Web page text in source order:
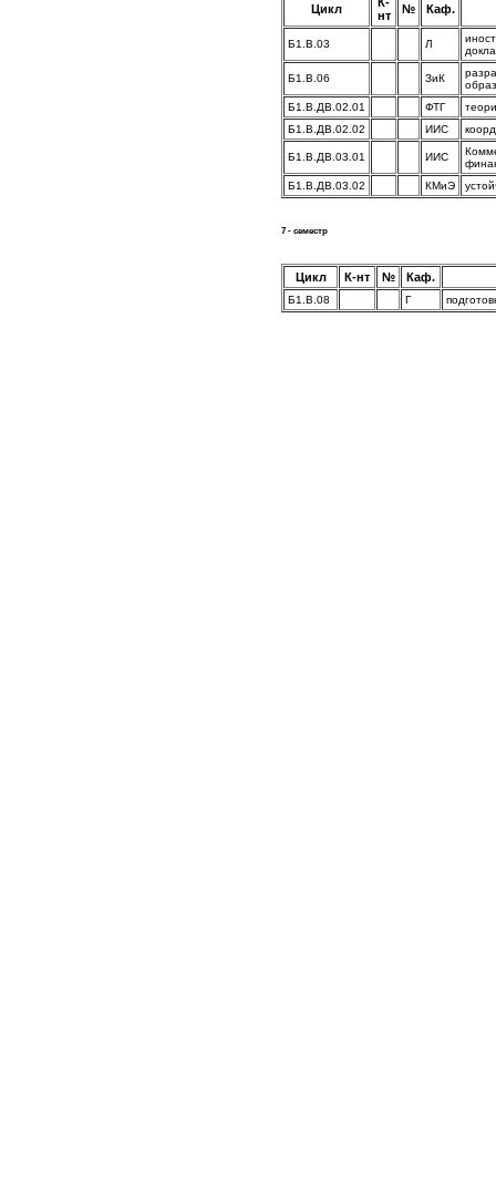
Цикл
нт
№ Каф.
Б1.В.03 Л
Б1.В.06 ЗиК
Б1.В.ДВ.02.01
ФТГ
Б1.В.ДВ.02.02
ИИС
Б1.В.ДВ.03.01 ИИС
Б1.В.ДВ.03.02
КМиЭ
7 - семестр
Цикл К-нт № Каф.
Б1.В.08 Г